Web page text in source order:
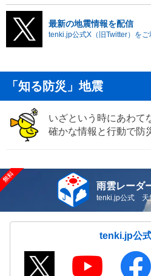
最新の地震情報を配信
tenki.jp公式X（旧Twitter）をご
「知る防災」地震
いざという時にあわて
確かな情報と行動で防
雨雲レーダ
tenki.jp公式 天
tenki.jp公